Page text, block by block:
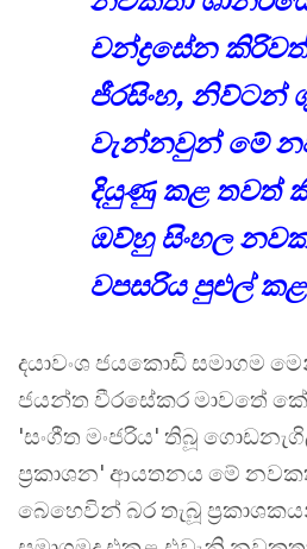
චන්ද්‍රසේන
ජීරසිංහ, නිව්ටන්
වැන්නවුන් මේ
දියුණු කළ තවත්
ඔව්හු සිංහල
වපසරිය පුළුල්
දයාවංශ ජයකොඩි සමාගම
ජයන්ත වීරසේකර මාවතේ
'සංගීත මංජරිය' තිබූ
ප්‍රකාශන' ආයතනය මේ
බෙහෙවින් බර තැබූ